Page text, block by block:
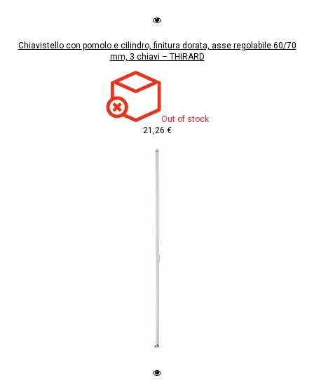
Chiavistello con pomolo e cilindro, finitura dorata, asse regolabile 60/70
mm, 3 chiavi – THIRARD
Out of stock
21,26 €